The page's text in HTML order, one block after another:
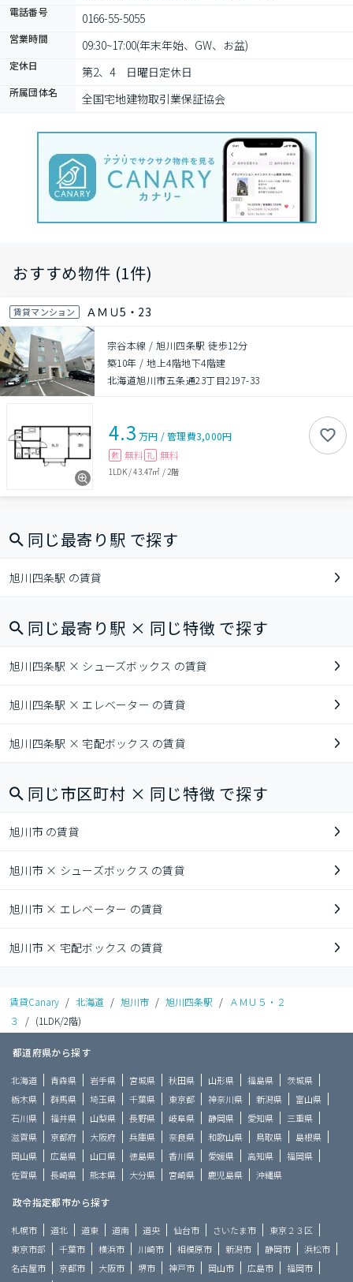
電話番号 0166-55-5055
営業時間 09:30~17:00(年末年始、GW、お盆)
定休日 第2、4　日曜日定休日
所属団体名 全国宅地建物取引業保証協会
おすすめ物件 (1件)
賃貸マンション ＡＭＵ5・23
宗谷本線 / 旭川四条駅 徒歩12分
築10年 /地上4階地下4階建
北海道旭川市五条通23丁目2197-33
4.3 万円 /管理費3,000円
敷 無料 礼 無料
1LDK/43.47㎡ / 2階
同じ最寄り駅 で探す
旭川四条駅 の賃貸
同じ最寄り駅 × 同じ特徴 で探す
旭川四条駅 × シューズボックス の賃貸
旭川四条駅 × エレベーター の賃貸
旭川四条駅 × 宅配ボックス の賃貸
同じ市区町村 × 同じ特徴 で探す
旭川市 の賃貸
旭川市 × シューズボックス の賃貸
旭川市 × エレベーター の賃貸
旭川市 × 宅配ボックス の賃貸
賃貸Canary / 北海道 / 旭川市 / 旭川四条駅 / ＡＭＵ５・２
３
/ (1LDK/2階)
都道府県から探す
北海道 青森県 岩手県 宮城県 秋田県 山形県 福島県
茨城県
栃木県
群馬県 埼玉県 千葉県 東京都 神奈川県 新潟県
富山県
石川県
福井県 山梨県 長野県 岐阜県 静岡県 愛知県
三重県
滋賀県
京都府 大阪府 兵庫県 奈良県 和歌山県 鳥取県
島根県
岡山県
広島県 山口県 徳島県 香川県 愛媛県 高知県
福岡県
佐賀県
長崎県 熊本県 大分県 宮崎県 鹿児島県 沖縄県
政令指定都市から探す
札幌市 道北 道東 道南 道央 仙台市 さいたま市
東京２３区
東京市部
千葉市 横浜市 川崎市 相模原市 新潟市 静岡市
浜松市
名古屋市
京都市 大阪市 堺市 神戸市 岡山市 広島市
福岡市